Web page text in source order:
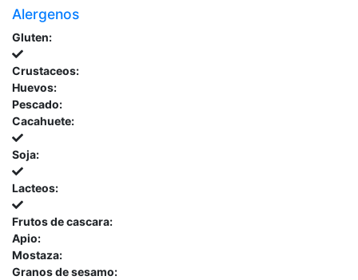
Alergenos
Gluten:
Crustaceos:
Huevos:
Pescado:
Cacahuete:
Soja:
Lacteos:
Frutos de cascara:
Apio:
Mostaza:
Granos de sesamo: